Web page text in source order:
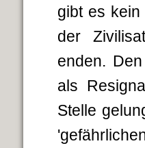
gibt es
der
enden.
als
Stelle